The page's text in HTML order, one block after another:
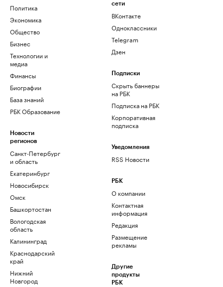
Политика
Экономика
Общество
Бизнес
Технологии и
медиа
Финансы
Биографии
База знаний
РБК Образование
Новости
регионов
Санкт-Петербург
и область
Екатеринбург
Новосибирск
Омск
Башкортостан
Вологодская
область
Калининград
Краснодарский
край
Нижний
Новгород
сети
ВКонтакте
Одноклассники
Telegram
Дзен
Подписки
Скрыть баннеры
на РБК
Подписка на РБК
Корпоративная
подписка
Уведомления
RSS Новости
РБК
О компании
Контактная
информация
Редакция
Размещение
рекламы
Другие
продукты
РБК